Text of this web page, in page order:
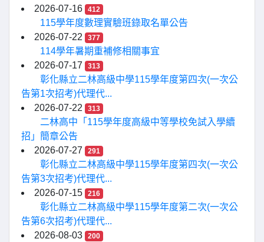
2026-07-16
412
115學年度數理實驗班錄取名單公告
2026-07-22
377
114學年暑期重補修相關事宜
2026-07-17
313
彰化縣立二林高級中學115學年度第四次(一次公
告第1次招考)代理代...
2026-07-22
313
二林高中「115學年度高級中等學校免試入學續
招」簡章公告
2026-07-27
291
彰化縣立二林高級中學115學年度第四次(一次公
告第3次招考)代理代...
2026-07-15
216
彰化縣立二林高級中學115學年度第二次(一次公
告第6次招考)代理代...
2026-08-03
200